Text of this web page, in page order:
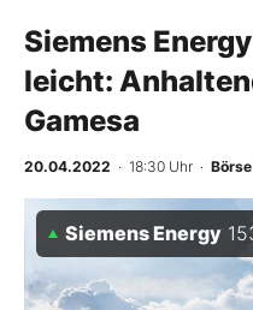
Finanz-Check
BO-Musterdepots
Experten
Siemens
leicht:
Gamesa
20.04.2022 · 18:30 Uhr ·
Siemens Energy